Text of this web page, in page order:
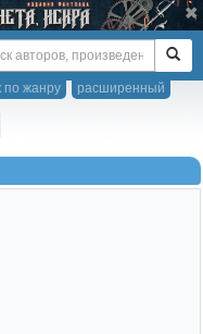
расширенный
по жанру